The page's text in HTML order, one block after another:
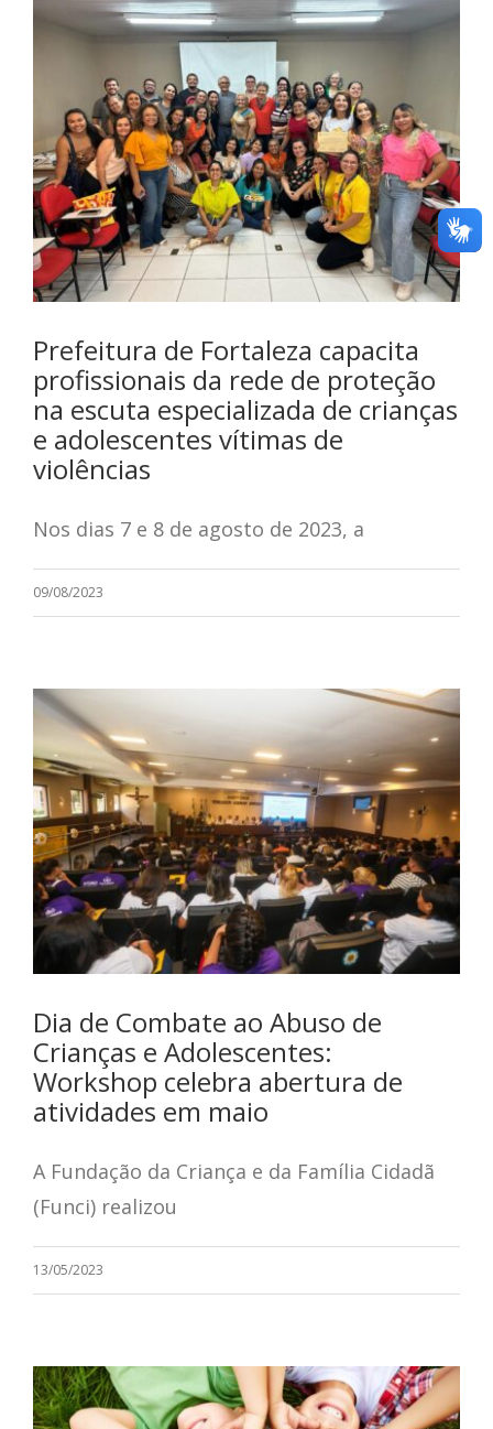
Prefeitura de Fortaleza capacita
profissionais da rede de proteção
na escuta especializada de crianças
e adolescentes vítimas de
violências
Nos dias 7 e 8 de agosto de 2023, a
09/08/2023
Dia de Combate ao Abuso de
Crianças e Adolescentes:
Workshop celebra abertura de
atividades em maio
A Fundação da Criança e da Família Cidadã
(Funci) realizou
13/05/2023
teste
Click here